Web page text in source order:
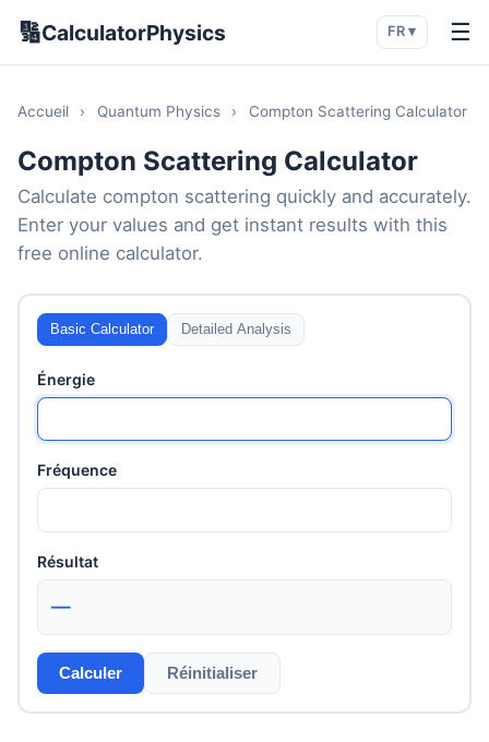
🔢CalculatorPhysics FR ▾ ☰
Accueil › Quantum Physics › Compton Scattering Calculator
Compton Scattering Calculator
Calculate compton scattering quickly and accurately.
Enter your values and get instant results with this
free online calculator.
Basic Calculator Detailed Analysis
Énergie
Fréquence
Résultat
—
Calculer Réinitialiser